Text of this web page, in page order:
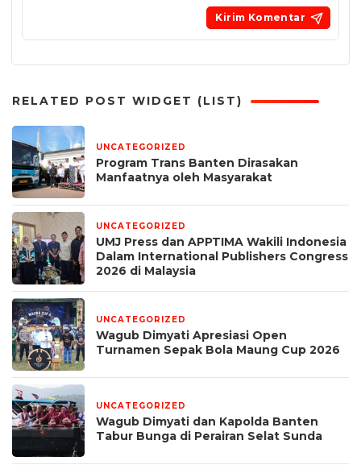
RELATED POST WIDGET (LIST)
UNCATEGORIZED
Program Trans Banten Dirasakan
Manfaatnya oleh Masyarakat
UNCATEGORIZED
UMJ Press dan APPTIMA Wakili Indonesia
Dalam International Publishers Congress
2026 di Malaysia
UNCATEGORIZED
Wagub Dimyati Apresiasi Open
Turnamen Sepak Bola Maung Cup 2026
UNCATEGORIZED
Wagub Dimyati dan Kapolda Banten
Tabur Bunga di Perairan Selat Sunda